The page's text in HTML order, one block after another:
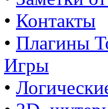
• Контакты
• Плагины
Игры
•